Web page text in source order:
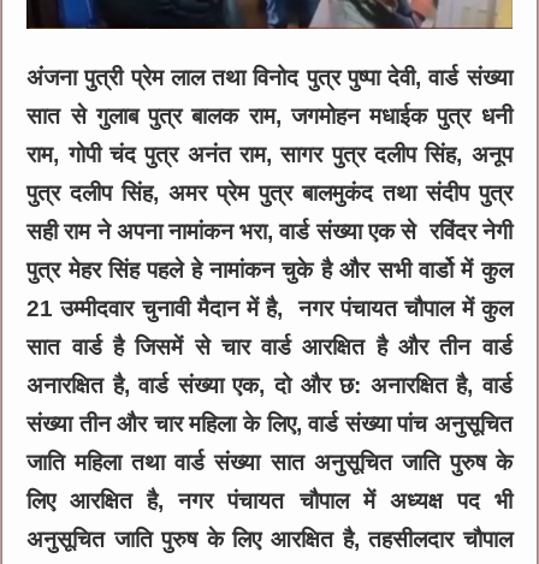
अंजना पुत्री प्रेम लाल तथा विनोद पुत्र पुष्पा देवी, वार्ड संख्या
सात से गुलाब पुत्र बालक राम, जगमोहन मधाईक पुत्र धनी
राम, गोपी चंद पुत्र अनंत राम, सागर पुत्र दलीप सिंह, अनूप
पुत्र दलीप सिंह, अमर प्रेम पुत्र बालमुकंद तथा संदीप पुत्र
सही राम ने अपना नामांकन भरा, वार्ड संख्या एक से रविंदर नेगी
पुत्र मेहर सिंह पहले हे नामांकन चुके है और सभी वार्डो में कुल
21 उम्मीदवार चुनावी मैदान में है, नगर पंचायत चौपाल में कुल
सात वार्ड है जिसमें से चार वार्ड आरक्षित है और तीन वार्ड
अनारक्षित है, वार्ड संख्या एक, दो और छ: अनारक्षित है, वार्ड
संख्या तीन और चार महिला के लिए, वार्ड संख्या पांच अनुसूचित
जाति महिला तथा वार्ड संख्या सात अनुसूचित जाति पुरुष के
लिए आरक्षित है, नगर पंचायत चौपाल में अध्यक्ष पद भी
अनुसूचित जाति पुरुष के लिए आरक्षित है, तहसीलदार चौपाल